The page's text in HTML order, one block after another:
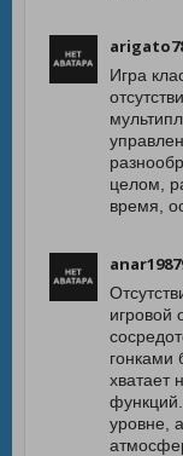
Игра
целом,
время,
игровой
гонками
хватает
уровне,